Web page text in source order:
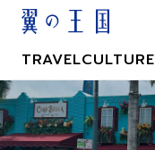
ン
テ
ン
TRAVELCULTURE